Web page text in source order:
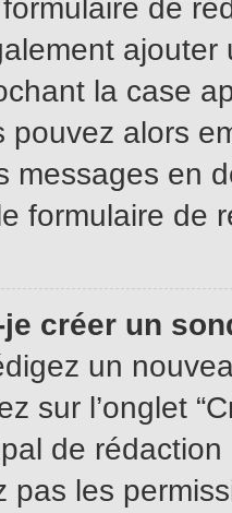
de
la case
alors
messages en
formulaire de
créer un
un
sur l’onglet
de
pas les